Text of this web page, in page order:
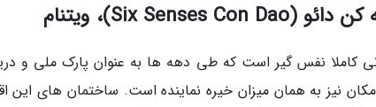
کاملا نفس گیر است که طی دهه ها به عنوان پارک ملی و
نیز به همان میزان خیره نماینده است. ساختمان های این